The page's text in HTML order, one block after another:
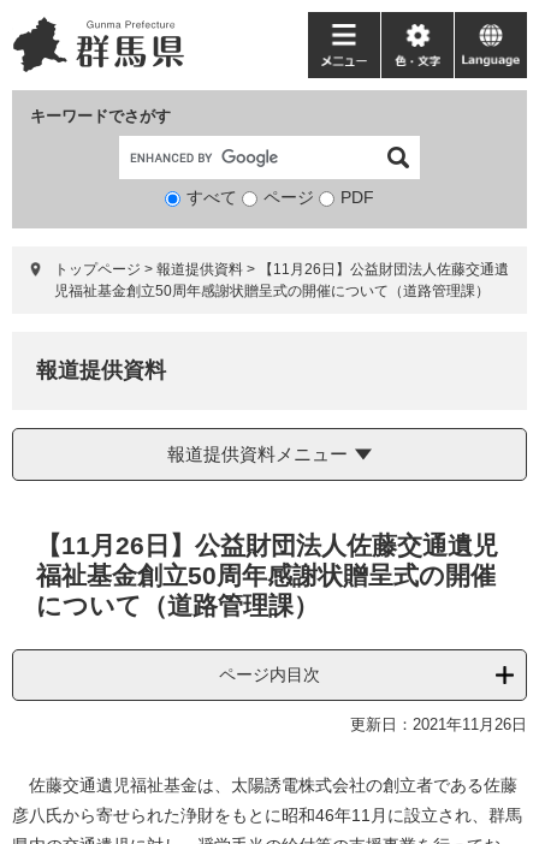
ー
ジ
ニ
ュ
て
キーワードでさがす
検
象
すべて ページ PDF
メ
ニ
ー
色・
文
language
トップページ > 報道提供資料 >
【11月26日】公益財団法人佐藤交通遺
児福祉基金創立50周年感謝状贈呈式の開催について（道路管理課）
報道提供資料
報道提供資料メニュー
【11月26日】公益財団法人佐藤交通遺児
福祉基金創立50周年感謝状贈呈式の開催
について（道路管理課）
ページ内目次
更新日：2021年11月26日
佐藤交通遺児福祉基金は、太陽誘電株式会社の創立者である佐藤
彦八氏から寄せられた浄財をもとに昭和46年11月に設立され、群馬